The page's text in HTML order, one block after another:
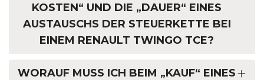
KOSTEN“ UND DIE „DAUER“ EINES
AUSTAUSCHS DER STEUERKETTE BEI
EINEM RENAULT TWINGO TCE?
WORAUF MUSS ICH BEIM „KAUF“ EINES